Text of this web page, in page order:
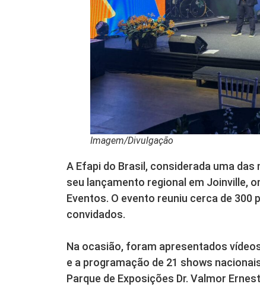
Imagem/Divulgação
A Efapi do Brasil, considerada uma
seu lançamento regional em Joinville,
Eventos. O evento reuniu cerca de
convidados.
Na ocasião, foram apresentados
e a programação de 21 shows
Parque de Exposições Dr. Valmor